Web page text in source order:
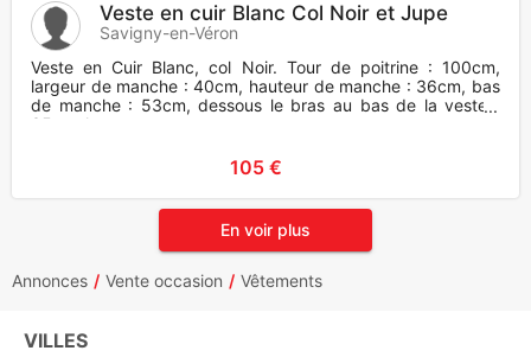
Veste en cuir Blanc Col Noir et Jupe
Savigny-en-Véron
Veste en Cuir Blanc, col Noir. Tour de poitrine : 100cm,
largeur de manche : 40cm, hauteur de manche : 36cm, bas
de manche : 53cm, dessous le bras au bas de la veste :
35cm, haut
105 €
En voir plus
Annonces Vente occasion Vêtements
VILLES